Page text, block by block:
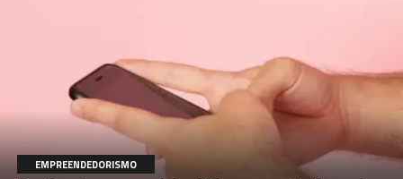
EMPREENDEDORISMO